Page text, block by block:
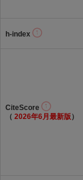
h-index
CiteScore
（ 2026年6月最新版 ）